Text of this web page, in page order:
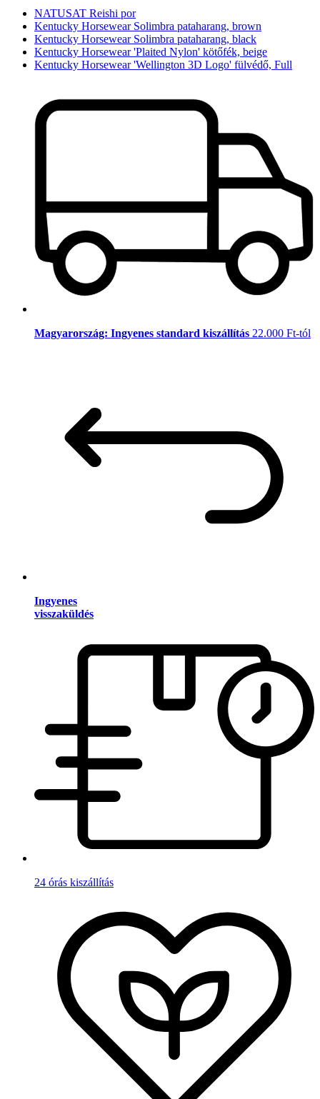
NATUSAT Reishi por
Kentucky Horsewear Solimbra pataharang, brown
Kentucky Horsewear Solimbra pataharang, black
Kentucky Horsewear 'Plaited Nylon' kötőfék, beige
Kentucky Horsewear 'Wellington 3D Logo' fülvédő, Full
Magyarország: Ingyenes standard kiszállítás 22.000 Ft-tól
Ingyenes
visszaküldés
24 órás kiszállítás